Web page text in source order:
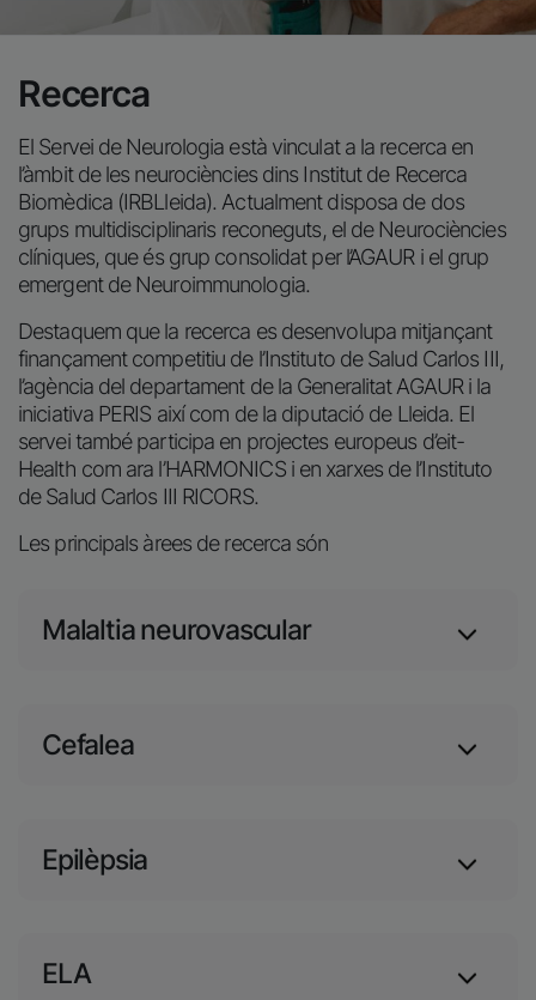
Recerca
El Servei de Neurologia està vinculat a la recerca en
l’àmbit de les neurociències dins Institut de Recerca
Biomèdica (IRBLleida). Actualment disposa de dos
grups multidisciplinaris reconeguts, el de Neurociències
clíniques, que és grup consolidat per l’AGAUR i el grup
emergent de Neuroimmunologia.
Destaquem que la recerca es desenvolupa mitjançant
finançament competitiu de l’Instituto de Salud Carlos III,
l’agència del departament de la Generalitat AGAUR i la
iniciativa PERIS així com de la diputació de Lleida. El
servei també participa en projectes europeus d’eit-
Health com ara l’HARMONICS i en xarxes de l’Instituto
de Salud Carlos III RICORS.
Les principals àrees de recerca són
Malaltia neurovascular
Cefalea
Epilèpsia
ELA